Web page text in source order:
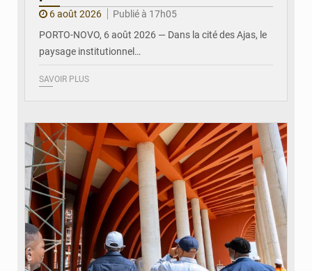
6 août 2026
Publié à 17h05
PORTO-NOVO, 6 août 2026 — Dans la cité des Ajas, le
paysage institutionnel…
SAVOIR PLUS